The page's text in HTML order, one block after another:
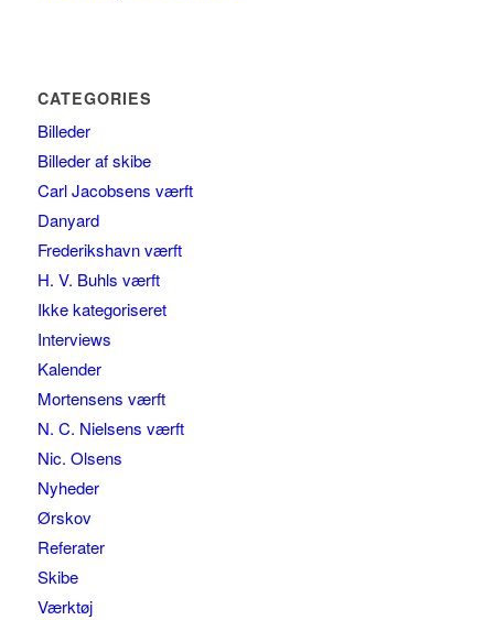
CATEGORIES
Billeder
Billeder af skibe
Carl Jacobsens værft
Danyard
Frederikshavn værft
H. V. Buhls værft
Ikke kategoriseret
Interviews
Kalender
Mortensens værft
N. C. Nielsens værft
Nic. Olsens
Nyheder
Ørskov
Referater
Skibe
Værktøj